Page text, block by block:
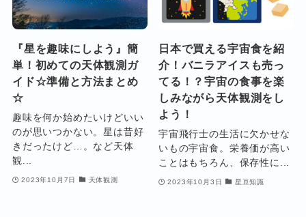
『星を趣味にしよう』簡
単！初めての天体観測ガ
イド☆準備と方法まとめ
☆
趣味を何か始めたいけどいい
のが思いつかない。星は昔好
きだったけど…。など天体
観...
2023年10月7日 天体観測
日本で買える宇宙食を紹
介！バニラアイスも売っ
てる！？宇宙の食事を楽
しみながら天体観測をし
よう！
宇宙飛行士の生活に欠かせな
いもの宇宙食。栄養価が高い
ことはもちろん、保存性に...
2023年10月3日 星豆知識